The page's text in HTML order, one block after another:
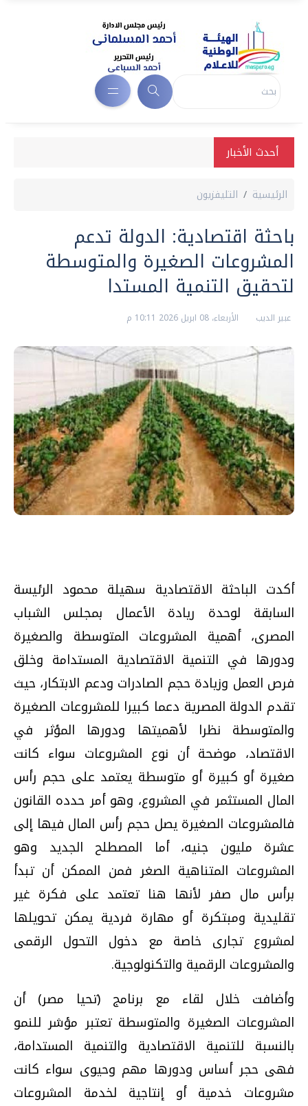
أحدث الأخبار
الرئيسية التليفزيون
باحثة اقتصادية: الدولة تدعم
المشروعات الصغيرة والمتوسطة
لتحقيق التنمية المستدا
عبير الديب الأربعاء، 08 ابريل 2026 10:11 م
أكدت الباحثة الاقتصادية سهيلة محمود الرئيسة
السابقة لوحدة ريادة الأعمال بمجلس الشباب
المصرى، أهمية المشروعات المتوسطة والصغيرة
ودورها في التنمية الاقتصادية المستدامة وخلق
فرص العمل وزيادة حجم الصادرات ودعم الابتكار، حيث
تقدم الدولة المصرية دعما كبيرا للمشروعات الصغيرة
والمتوسطة نظرا لأهميتها ودورها المؤثر في
الاقتصاد، موضحة أن نوع المشروعات سواء كانت
صغيرة أو كبيرة أو متوسطة يعتمد على حجم رأس
المال المستثمر في المشروع، وهو أمر حدده القانون
فالمشروعات الصغيرة يصل حجم رأس المال فيها إلى
عشرة مليون جنيه، أما المصطلح الجديد وهو
المشروعات المتناهية الصغر فمن الممكن أن تبدأ
برأس مال صفر لأنها هنا تعتمد على فكرة غير
تقليدية ومبتكرة أو مهارة فردية يمكن تحويلها
لمشروع تجارى خاصة مع دخول التحول الرقمى
والمشروعات الرقمية والتكنولوجية.
وأضافت خلال لقاء مع برنامج (تحيا مصر) أن
المشروعات الصغيرة والمتوسطة تعتبر مؤشر للنمو
بالنسبة للتنمية الاقتصادية والتنمية المستدامة،
فهى حجر أساس ودورها مهم وحيوى سواء كانت
مشروعات خدمية أو إنتاجية لخدمة المشروعات